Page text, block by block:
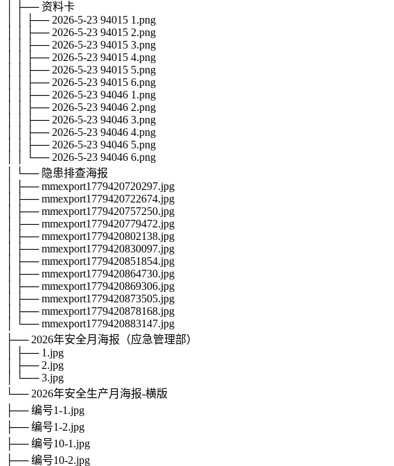
│ ├── 资料卡
│ │ ├── 2026-5-23 94015 1.png
│ │ ├── 2026-5-23 94015 2.png
│ │ ├── 2026-5-23 94015 3.png
│ │ ├── 2026-5-23 94015 4.png
│ │ ├── 2026-5-23 94015 5.png
│ │ ├── 2026-5-23 94015 6.png
│ │ ├── 2026-5-23 94046 1.png
│ │ ├── 2026-5-23 94046 2.png
│ │ ├── 2026-5-23 94046 3.png
│ │ ├── 2026-5-23 94046 4.png
│ │ ├── 2026-5-23 94046 5.png
│ │ └── 2026-5-23 94046 6.png
│ └── 隐患排查海报
│ ├── mmexport1779420720297.jpg
│ ├── mmexport1779420722674.jpg
│ ├── mmexport1779420757250.jpg
│ ├── mmexport1779420779472.jpg
│ ├── mmexport1779420802138.jpg
│ ├── mmexport1779420830097.jpg
│ ├── mmexport1779420851854.jpg
│ ├── mmexport1779420864730.jpg
│ ├── mmexport1779420869306.jpg
│ ├── mmexport1779420873505.jpg
│ ├── mmexport1779420878168.jpg
│ └── mmexport1779420883147.jpg
├── 2026年安全月海报（应急管理部）
│ ├── 1.jpg
│ ├── 2.jpg
│ └── 3.jpg
└── 2026年安全生产月海报-横版
├── 编号1-1.jpg
├── 编号1-2.jpg
├── 编号10-1.jpg
├── 编号10-2.jpg